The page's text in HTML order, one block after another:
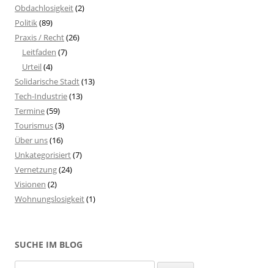
Obdachlosigkeit(2)
Politik(89)
Praxis / Recht(26)
Leitfaden (7)
Urteil(4)
Solidarische Stadt(13)
Tech-Industrie(13)
Termine(59)
Tourismus(3)
Über uns(16)
Unkategorisiert(7)
Vernetzung(24)
Visionen (2)
Wohnungslosigkeit(1)
SUCHE IM BLOG